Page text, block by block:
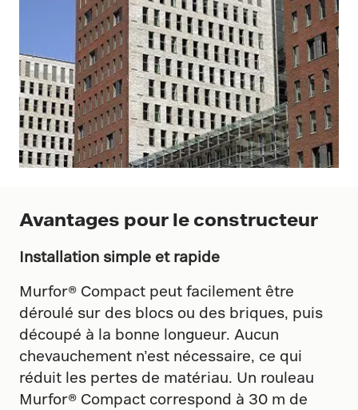
Avantages pour le constructeur
Installation simple et rapide
Murfor® Compact peut facilement être
déroulé sur des blocs ou des briques, puis
découpé à la bonne longueur. Aucun
chevauchement n’est nécessaire, ce qui
réduit les pertes de matériau. Un rouleau
Murfor® Compact correspond à 30 m de